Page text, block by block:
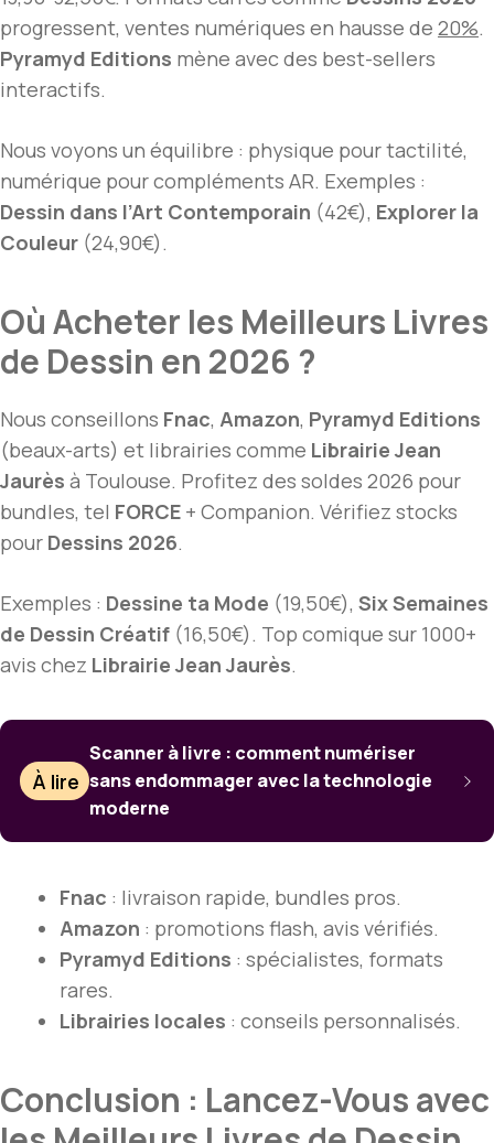
progressent, ventes numériques en hausse de 20%.
Pyramyd Editions mène avec des best-sellers
interactifs.
Nous voyons un équilibre : physique pour tactilité,
numérique pour compléments AR. Exemples :
Dessin dans l’Art Contemporain (42€), Explorer la
Couleur (24,90€).
Où Acheter les Meilleurs Livres
de Dessin en 2026 ?
Nous conseillons Fnac, Amazon, Pyramyd Editions
(beaux-arts) et librairies comme Librairie Jean
Jaurès à Toulouse. Profitez des soldes 2026 pour
bundles, tel FORCE + Companion. Vérifiez stocks
pour Dessins 2026.
Exemples : Dessine ta Mode (19,50€), Six Semaines
de Dessin Créatif (16,50€). Top comique sur 1000+
avis chez Librairie Jean Jaurès.
À lire
Scanner à livre : comment numériser
sans endommager avec la technologie
moderne
Fnac : livraison rapide, bundles pros.
Amazon : promotions flash, avis vérifiés.
Pyramyd Editions : spécialistes, formats
rares.
Librairies locales : conseils personnalisés.
Conclusion : Lancez-Vous avec